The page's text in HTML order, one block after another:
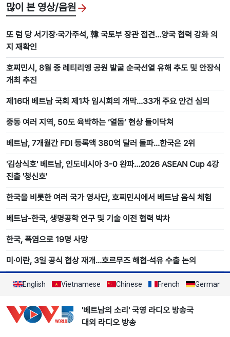
많이 본 영상/음원
또 럼 당 서기장·국가주석, 韓 국토부 장관 접견…양국 협력 강화 의
지 재확인
호찌민시, 8월 중 레티리엥 공원 발굴 순국선열 유해 추도 및 안장식
개최 추진
제16대 베트남 국회 제1차 임시회의 개막…33개 주요 안건 심의
중동 여러 지역, 50도 육박하는 ‘열돔’ 현상 들이닥쳐
베트남, 7개월간 FDI 등록액 380억 달러 돌파…한국은 2위
'김상식호' 베트남, 인도네시아 3-0 완파…2026 ASEAN Cup 4강
진출 '청신호'
한국을 비롯한 여러 국가 영사단, 호찌민시에서 베트남 음식 체험
베트남-한국, 생명공학 연구 및 기술 이전 협력 박차
한국, 폭염으로 19명 사망
미·이란, 3일 공식 협상 재개…호르무즈 해협·석유 수출 논의
English Vietnamese Chinese French German
'베트남의 소리' 국영 라디오 방송국
대외 라디오 방송